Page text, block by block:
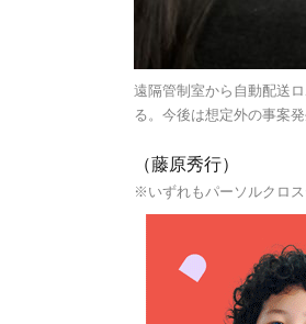
遠隔管制室から自動配送
る。今後は想定外の事案
（藤原秀行）
※いずれもパーソルクロ